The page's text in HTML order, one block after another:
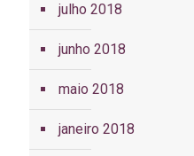
julho 2018
junho 2018
maio 2018
janeiro 2018